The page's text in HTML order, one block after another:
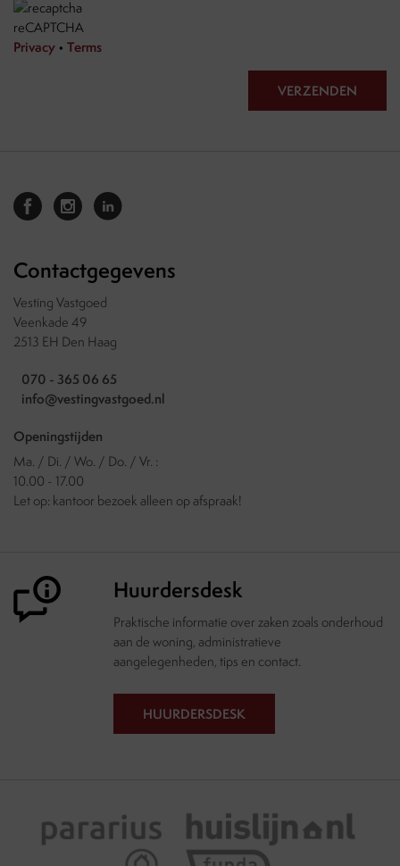
reCAPTCHA
Privacy • Terms
VERZENDEN
Contactgegevens
Vesting Vastgoed
Veenkade 49
2513 EH Den Haag
070 - 365 06 65
info@vestingvastgoed.nl
Openingstijden
Ma. / Di. / Wo. / Do. / Vr. :
10.00 - 17.00
Let op: kantoor bezoek alleen op afspraak!
Huurdersdesk
Praktische informatie over zaken zoals onderhoud
aan de woning, administratieve
aangelegenheden, tips en contact.
HUURDERSDESK